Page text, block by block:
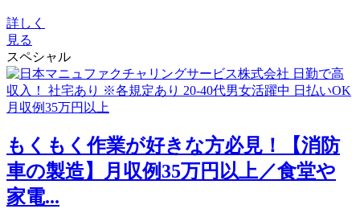
詳しく
見る
スペシャル
もくもく作業が好きな方必見！【消防
車の製造】月収例35万円以上／食堂や
家電...